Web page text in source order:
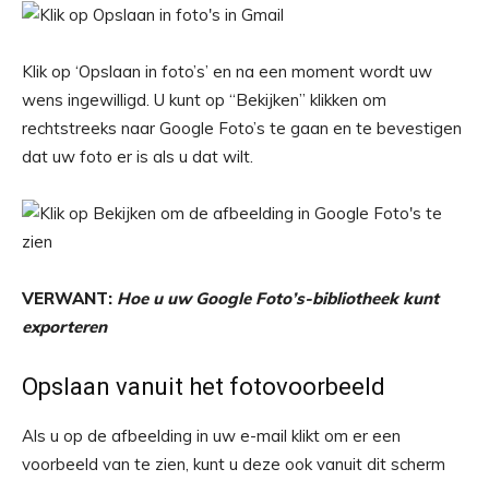
Klik op ‘Opslaan in foto’s’ en na een moment wordt uw
wens ingewilligd. U kunt op “Bekijken” klikken om
rechtstreeks naar Google Foto’s te gaan en te bevestigen
dat uw foto er is als u dat wilt.
VERWANT: Hoe u uw Google Foto’s-bibliotheek kunt
exporteren
Opslaan vanuit het fotovoorbeeld
Als u op de afbeelding in uw e-mail klikt om er een
voorbeeld van te zien, kunt u deze ook vanuit dit scherm